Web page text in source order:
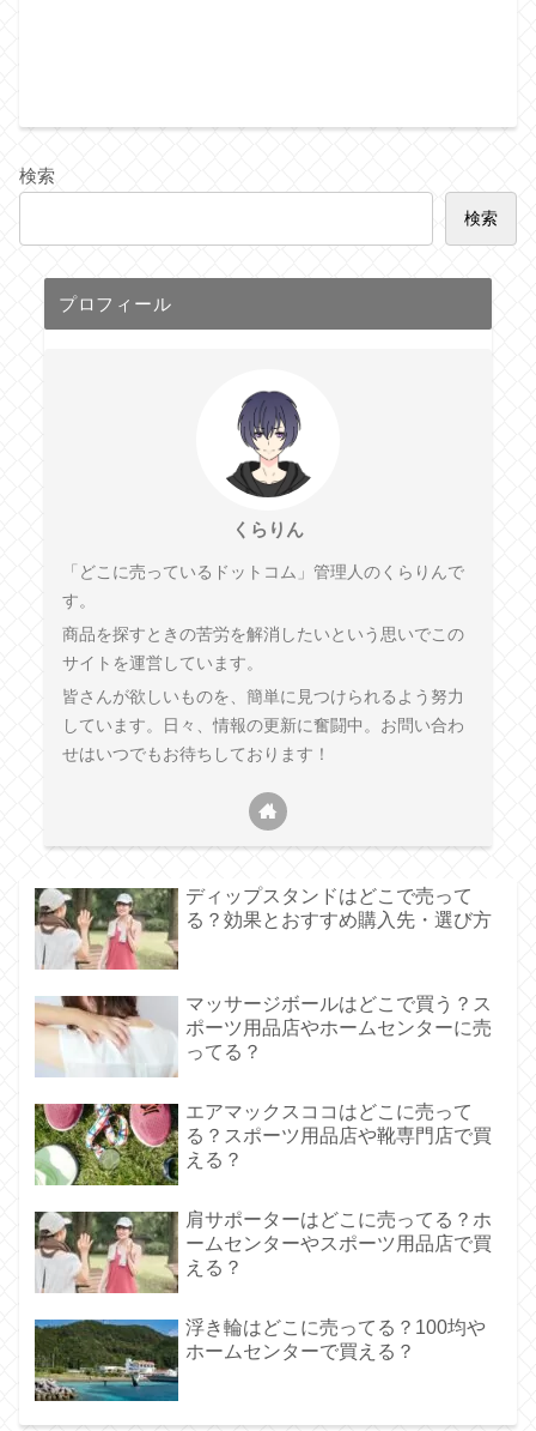
検索
検索
プロフィール
くらりん
「どこに売っているドットコム」管理人のくらりんで
す。
商品を探すときの苦労を解消したいという思いでこの
サイトを運営しています。
皆さんが欲しいものを、簡単に見つけられるよう努力
しています。日々、情報の更新に奮闘中。お問い合わ
せはいつでもお待ちしております！
ディップスタンドはどこで売って
る？効果とおすすめ購入先・選び方
マッサージボールはどこで買う？ス
ポーツ用品店やホームセンターに売
ってる？
エアマックスココはどこに売って
る？スポーツ用品店や靴専門店で買
える？
肩サポーターはどこに売ってる？ホ
ームセンターやスポーツ用品店で買
える？
浮き輪はどこに売ってる？100均や
ホームセンターで買える？